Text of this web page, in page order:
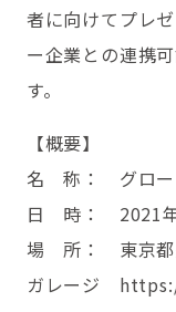
者に向けてプレ
ー企業との連携
す。
【概要】
名 称： グロー
日 時： 2021年
場 所： 東京都
ガレージ